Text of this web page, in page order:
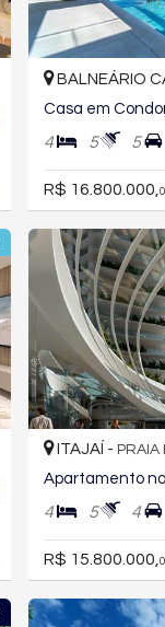
BALNEÁRIO
4 5 5
R$ 16.800.000,
ITAJAÍ - PRAIA
4 5 4
R$ 15.800.000,